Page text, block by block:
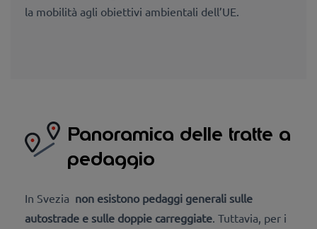
la mobilità agli obiettivi ambientali dell’UE.
Panoramica delle tratte a
pedaggio
In Svezia non esistono pedaggi generali sulle
autostrade e sulle doppie carreggiate . Tuttavia, per i